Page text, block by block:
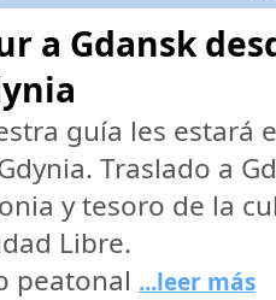
a Gdansk
guía les estará
Traslado a
y tesoro de la
Libre.
peatonal ...leer más